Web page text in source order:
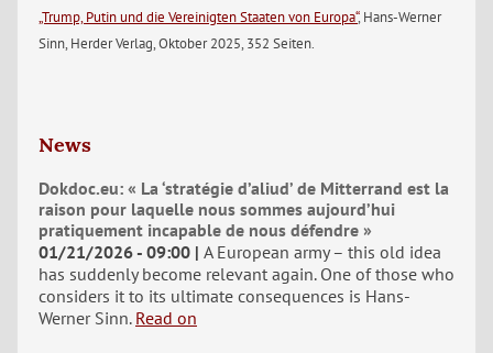
„Trump, Putin und die Vereinigten Staaten von Europa“, Hans-Werner
Sinn, Herder Verlag, Oktober 2025, 352 Seiten.
News
Dokdoc.eu: « La ‘stratégie d’aliud’ de Mitterrand est la
raison pour laquelle nous sommes aujourd’hui
pratiquement incapable de nous défendre »
01/21/2026 - 09:00 A European army – this old idea
has suddenly become relevant again. One of those who
considers it to its ultimate consequences is Hans-
Werner Sinn. Read on